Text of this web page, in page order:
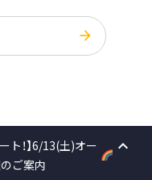
ト！】6/13(土)オー
ご案内